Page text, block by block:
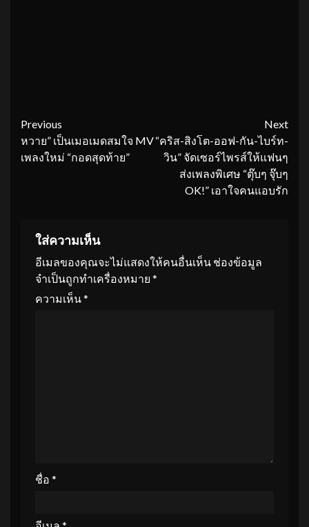
Continue
Reading
Previous
หวาย” เป็นเมอเมดสมใจ MV
เพลงใหม่ “กอดสุดท้าย”
Next
“คริส-สิงโต-ออฟ-กัน-ไบร์ท-
วิน” จัดเซอร์ไพรส์ให้แฟนๆ
ส่งเพลงพิเศษ “ตุ๊บๆ จุ๊บๆ
OK!” เอาใจคนแอบรัก
ใส่ความเห็น
อีเมลของคุณจะไม่แสดงให้คนอื่นเห็น ช่องข้อมูล
จำเป็นถูกทำเครื่องหมาย *
ความเห็น*
ชื่อ *